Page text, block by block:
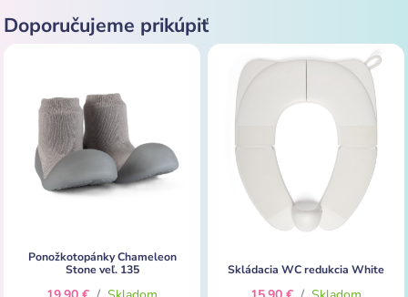
Doporučujeme prikúpiť
Ponožkotopánky Chameleon
Stone veľ. 135
Skládacia WC redukcia White